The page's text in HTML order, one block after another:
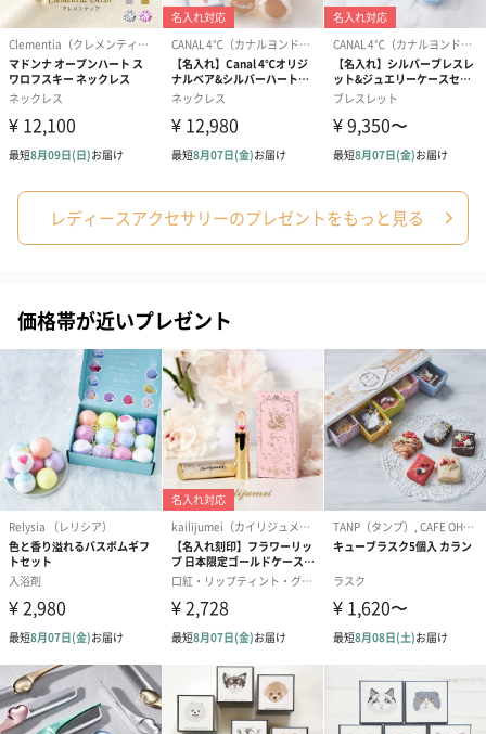
ドレス（いちご味)
（1,122円）
タキシード（コーラ味)
（1,122円）
（2,420円）
生花
生花のブーケを同梱します。
※9-15時にご注文いただく場合、最短のお届け可能日が通常より
も1日遅くなります。
シーズンブーケ（ひま
わり）（1,880円）
ブーケ（ホワイトグリ
ーン）（1,650円）
ブーケ（ピン
（1,650円）
ドライフラワー・プリザーブドフラワー
自然のお花で作ったドライフラワー・プリザーブドフラワーを同
梱します。
一部花材が写真と異なる場合がございます。予めご了承くださ
い。パッケージに入れてお届けします。
レディースアクセサリーのプレゼントをもっと見る
価格帯が近いプレゼント